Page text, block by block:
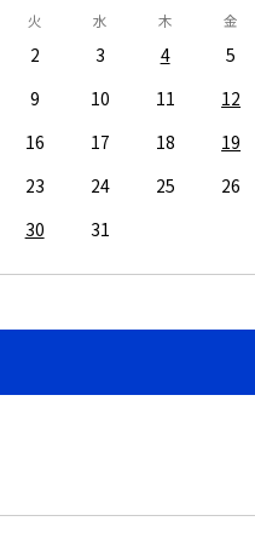
火 水 木 金
2 3 4 5
9 10 11 12
16 17 18 19
23 24 25 26
30 31